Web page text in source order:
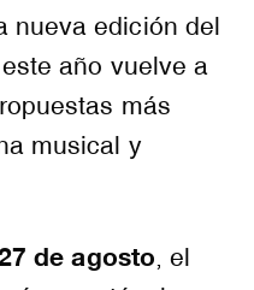
nueva edición del
año vuelve a
más
musical y
de agosto, el